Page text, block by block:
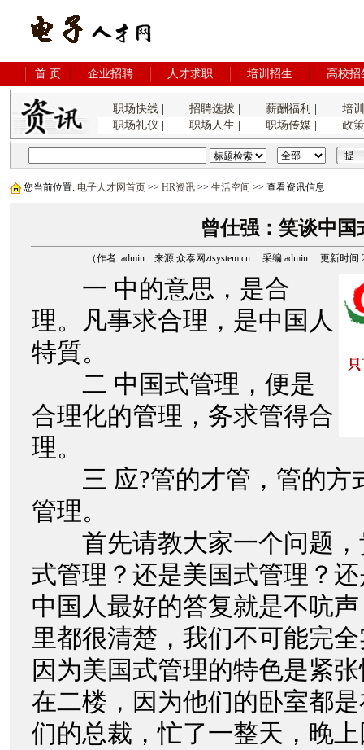
首 页 企业招聘 人才求职 培训招生 高校招
职场快线| 招聘选拔 薪酬福利
培
职场礼仪
职场人生 职场传媒| 政
您当前位置: 电子人才网首页 >> HR资讯 >> 生活空间 >> 查看资讯信息
曾仕强：笑谈中国
（作者: admin 来源:众泰网ztsystem.cn 采编:admin 更新时间
一 中的意思，是合
理。凡事求合理，是中国人
特質。
二 中国式管理，便是
合理化的管理，务求管得合
理。
三 应?管的才管，管的方
管理。
首先请教大家一个问题，
式管理？还是美国式管理？
中国人最好的答复就是不吭
里都很清楚，我们不可能完
因为美国式管理的特色是紧
在二楼，因为他们的卧室都
们的总裁，忙了一整天，晚